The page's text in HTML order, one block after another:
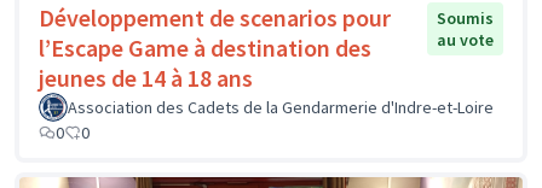
Développement de scenarios pour
l’Escape Game à destination des
jeunes de 14 à 18 ans
Soumis
au vote
Association des Cadets de la Gendarmerie d'Indre-et-Loire
0
0